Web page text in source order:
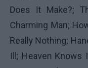
Does It Make?;
Charming Man;
Really Nothing;
Ill; Heaven